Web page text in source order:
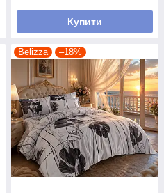
Купити
Belizza –18%